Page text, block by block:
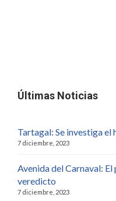
Últimas Noticias
Tartagal: Se investiga el
7 diciembre, 2023
Avenida del Carnaval:
veredicto
7 diciembre, 2023